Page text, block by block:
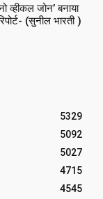
व्हीकल जोन’ बनाया
(सुनील भारती )
5329
5092
5027
4715
4545